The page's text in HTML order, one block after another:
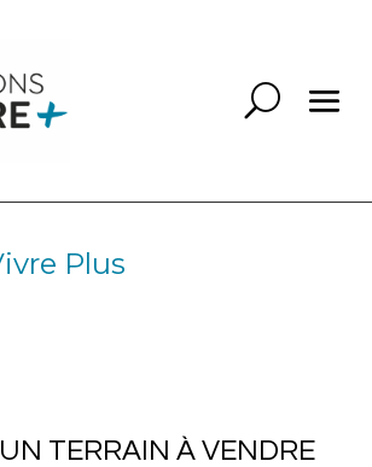
Plus
TERRAIN À VENDRE